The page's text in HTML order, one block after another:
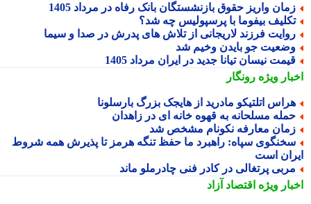
واریز حقوق بازنشستگان بانک رفاه در مرداد 1405
بیفوما با پرسپولیس چه شد؟
فرزند لاریجانی از تلاش های پدرش در صدا و سیما
جو بایدن وخیم شد
نیسان تیانا جدید در ایران مرداد 1405
ویژهرونگار
اتلتیکو مادرید از هایجک بزرگ بارسلونا
مسلحانه به قهوه خانه ای در زاهدان
معارفه نکونام مشخص شد
سپاه: راهبرد ما حفظ تنگه هرمز تا پذیرش همه شروط
است
پرتغالی در کادر فنی چادرملو ماند
ویژهاقتصاد آزاد